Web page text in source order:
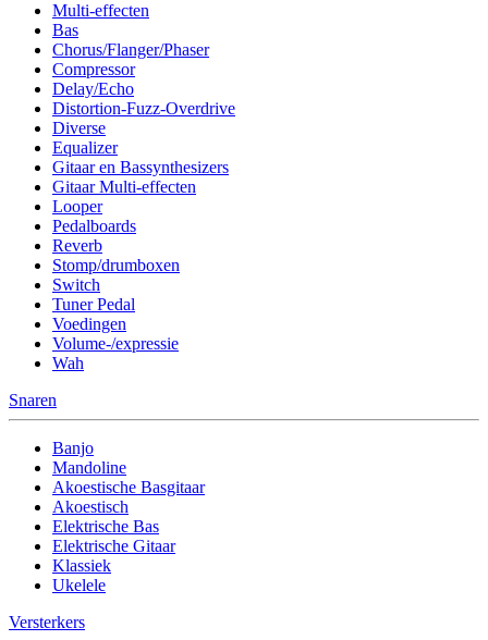
Multi-effecten
Bas
Chorus/Flanger/Phaser
Compressor
Delay/Echo
Distortion-Fuzz-Overdrive
Diverse
Equalizer
Gitaar en Bassynthesizers
Gitaar Multi-effecten
Looper
Pedalboards
Reverb
Stomp/drumboxen
Switch
Tuner Pedal
Voedingen
Volume-/expressie
Wah
Snaren
Banjo
Mandoline
Akoestische Basgitaar
Akoestisch
Elektrische Bas
Elektrische Gitaar
Klassiek
Ukelele
Versterkers